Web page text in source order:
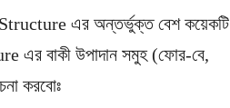
Structure এর অন্তর্ভুক্ত বেশ কয়েকটি
এর বাকী উপাদান সমুহ (ফোর-বে,
করবোঃ